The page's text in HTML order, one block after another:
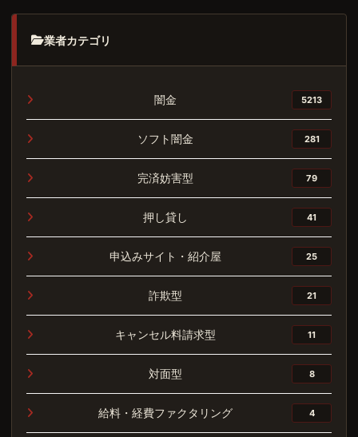
業者カテゴリ
闇金 5213
ソフト闇金 281
完済妨害型 79
押し貸し 41
申込みサイト・紹介屋 25
詐欺型 21
キャンセル料請求型 11
対面型 8
給料・経費ファクタリング 4